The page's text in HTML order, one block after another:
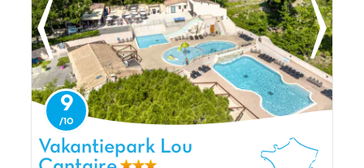
🌿. Een dynamische en ontspannende vakantie wacht
op u in Fréjus (83)!
De mening van Jasmijn
Ik was dol op dezecamping
! Ideaal om te
genieten van dezon van de Varen deregiote
ontdekken. Slechts7 km van de stranden van
Fréjus
zwemmen. Dezondagsmarkt
is een echt plezier,
Vakantiepark Lou Cantaire, Vakantiepark Provence-Alpen-Côte
d'Azur
9
Vakantiepark Lou